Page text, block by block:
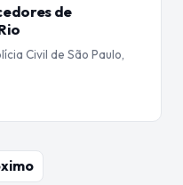
de
Civil de São Paulo,